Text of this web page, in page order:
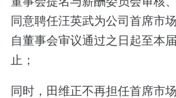
同意聘任汪英武为公司首席市
自董事会审议通过之日起至本
止；
同时，田维正不再担任首席市